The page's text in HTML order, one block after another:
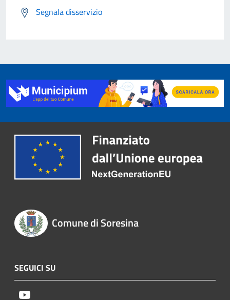
Segnala disservizio
Comune di Soresina
SEGUICI SU